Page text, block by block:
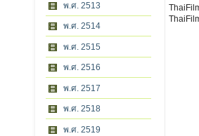
พ.ศ. 2513
พ.ศ. 2514
พ.ศ. 2515
พ.ศ. 2516
พ.ศ. 2517
พ.ศ. 2518
พ.ศ. 2519